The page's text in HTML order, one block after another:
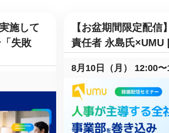
UMU AIビデオ
AIバーチャル講師の動画をワンクリ
ックで作成。企業研修やマニュアル
社内の情報資産を活用し、社員か
らの質問に回答する専属のAIアシ
スタント
施して
失敗
【お盆期間限定配信
責任者 永島氏×UMU
8月10日（月） 12:00